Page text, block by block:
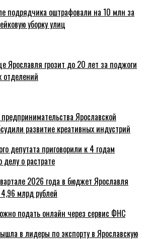
подрядчика оштрафовали на 10 млн за
уборку улиц
Ярославля грозит до 20 лет за поджоги
отделений
Ярославской
развитие креативных индустрий
депутата приговорили к 4 годам
делу о растрате
2026 года в бюджет Ярославля
млрд рублей
подать онлайн через сервис ФНС
в лидеры по экспорту в Ярославскую